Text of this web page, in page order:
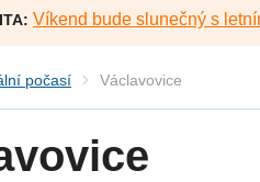
Víkend bude slunečný s
počasí Václavovice